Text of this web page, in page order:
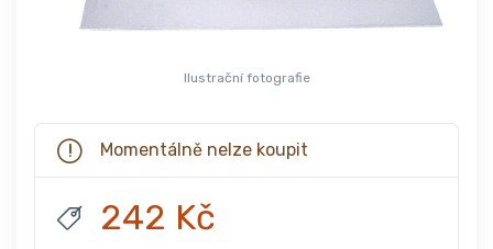
Ilustrační fotografie
Momentálně nelze koupit
242 Kč